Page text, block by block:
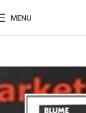
MENU